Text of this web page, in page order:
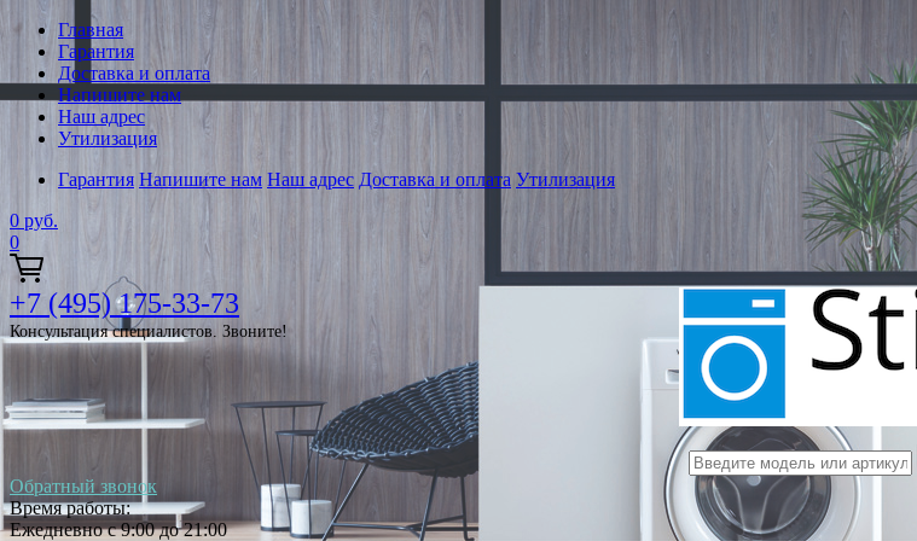
Главная
Гарантия
Доставка и оплата
Напишите нам
Наш адрес
Утилизация
Гарантия Напишите нам Наш адрес Доставка и оплата Утилизация
0 руб.
0
+7 (495) 175-33-73
Консультация специалистов. Звоните!
Обратный звонок
Время работы:
Ежедневно с 9:00 до 21:00